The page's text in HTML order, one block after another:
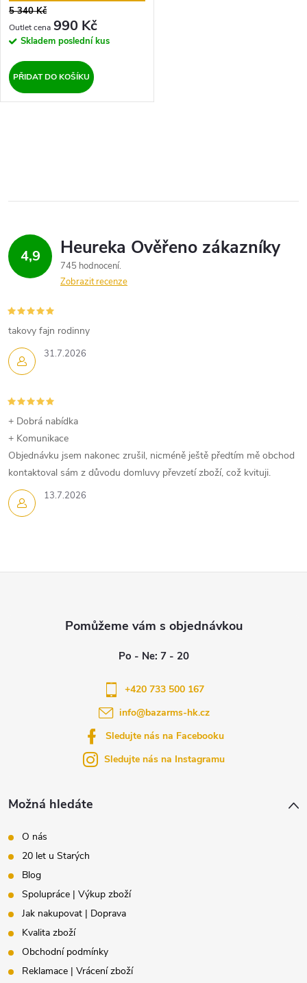
5 340 Kč
990 Kč
Skladem poslední kus
PŘIDAT DO KOŠÍKU
l
d
a
c
í
p
v
k
y
v
ý
i
4,9
745 hodnocení
Zobrazit recenze
31.7.2026
takovy fajn rodinny
13.7.2026
+ Dobrá nabídka
+ Komunikace
Objednávku jsem nakonec zrušil, nicméně ještě předtím mě obchod
kontaktoval sám z důvodu domluvy převzetí zboží, což kvituji.
Možná hledáte
O nás
20 let u Starých
Blog
Spolupráce | Výkup zboží
Jak nakupovat | Doprava
Kvalita zboží
Obchodní podmínky
Reklamace | Vrácení zboží
info@bazarms-hk.cz
+420 733 500 167
Sledujte nás na Facebooku
Sledujte nás na Instagramu